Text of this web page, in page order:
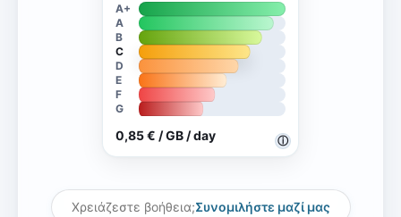
ⓘ
A+
A
B
C
D
E
F
G
0,85 € / GB / day
Χρειάζεστε βοήθεια;Συνομιλήστε μαζί μας